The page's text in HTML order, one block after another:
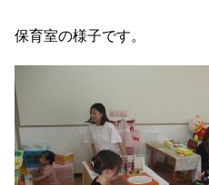
保育室の様子です。